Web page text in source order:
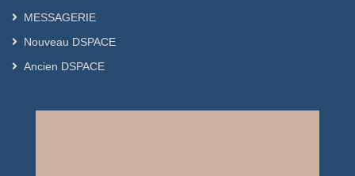
MESSAGERIE
Nouveau DSPACE
Ancien DSPACE